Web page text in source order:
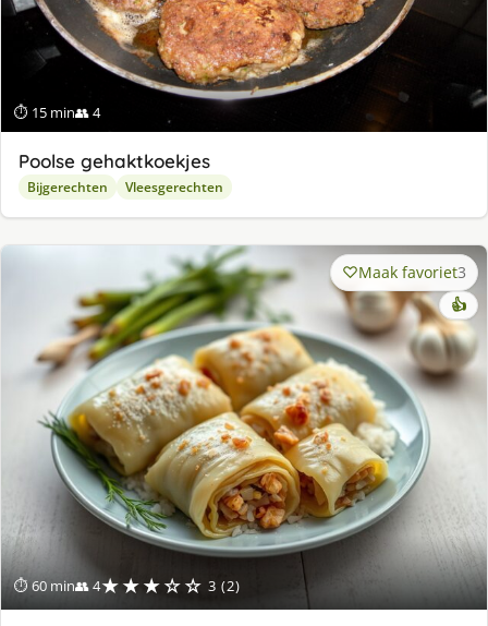
⏱ 15 min👥 4
Poolse gehaktkoekjes
Bijgerechten Vleesgerechten
⏱ 60 min👥 4★★★☆☆ 3 (2)
Maak favoriet3
👍